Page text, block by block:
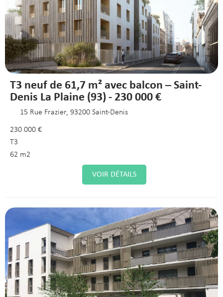
T3 neuf de 61,7 m² avec balcon – Saint-
Denis La Plaine (93) - 230 000 €
15 Rue Frazier, 93200 Saint-Denis
230 000 €
T3
62 m2
VOIR DÉTAILS